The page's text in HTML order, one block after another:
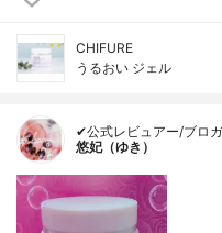
CHIFURE
うるおい ジェル
✔公式レビュアー/ブロ
悠妃（ゆき）